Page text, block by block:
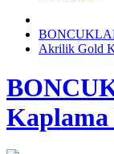
Akrilik Gold
Kaplama